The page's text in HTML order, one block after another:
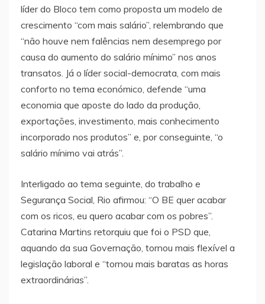
líder do Bloco tem como proposta um modelo de
crescimento “com mais salário”, relembrando que
“não houve nem falências nem desemprego por
causa do aumento do salário mínimo” nos anos
transatos. Já o líder social-democrata, com mais
conforto no tema económico, defende “uma
economia que aposte do lado da produção,
exportações, investimento, mais conhecimento
incorporado nos produtos” e, por conseguinte, “o
salário mínimo vai atrás”.
Interligado ao tema seguinte, do trabalho e
Segurança Social, Rio afirmou: “O BE quer acabar
com os ricos, eu quero acabar com os pobres”.
Catarina Martins retorquiu que foi o PSD que,
aquando da sua Governação, tornou mais flexível a
legislação laboral e “tornou mais baratas as horas
extraordinárias”.